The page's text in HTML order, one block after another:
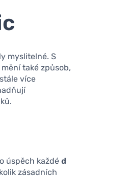
myslitelné. S
také způsob,
více
úspěch každéd
zásadních